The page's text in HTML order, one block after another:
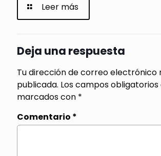
Leer más
Deja una respuesta
Tu dirección de correo electrónico
publicada. Los campos
marcados con *
Comentario *